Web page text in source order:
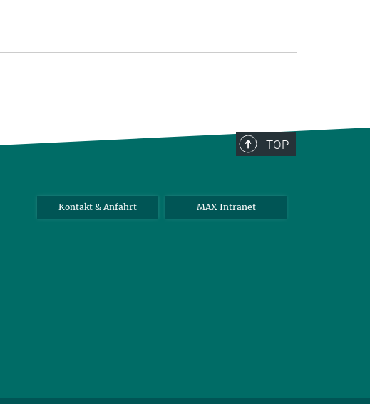
TOP
Kontakt & Anfahrt MAX Intranet